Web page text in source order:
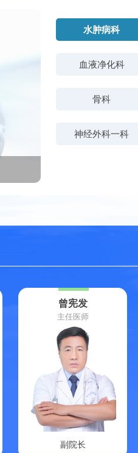
水肿病科
血液净化科
骨科
神经外科一科
曾宪发
主任医师
副院长